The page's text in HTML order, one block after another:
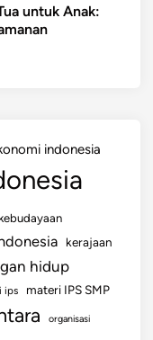
untuk Anak:
indonesia
kebudayaan
kerajaan
hidup
ips materi IPS SMP
organisasi